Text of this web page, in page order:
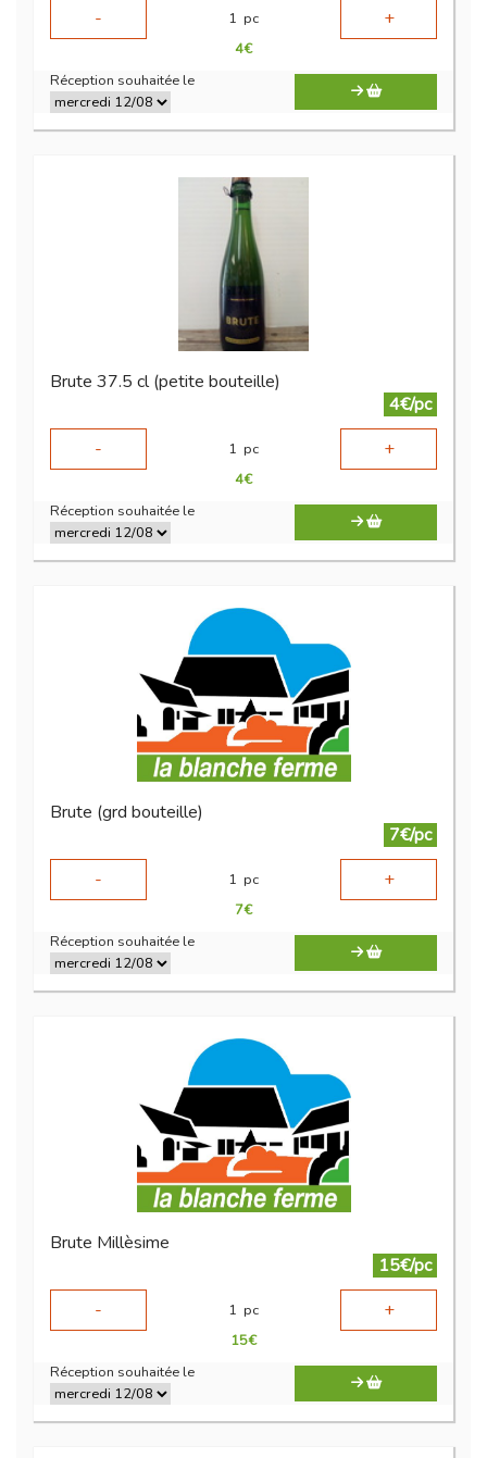
-
1 pc +
4€
Réception souhaitée le
Brute 37.5 cl (petite bouteille)
4€/pc
-
1 pc +
4€
Réception souhaitée le
Brute (grd bouteille)
7€/pc
-
1 pc +
7€
Réception souhaitée le
Brute Millèsime
15€/pc
-
1 pc +
15€
Réception souhaitée le